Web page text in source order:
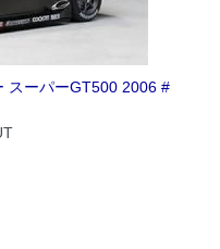
スーパーGT500 2006 #